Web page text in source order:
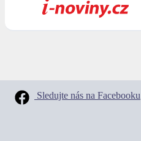
Sledujte nás na Facebooku